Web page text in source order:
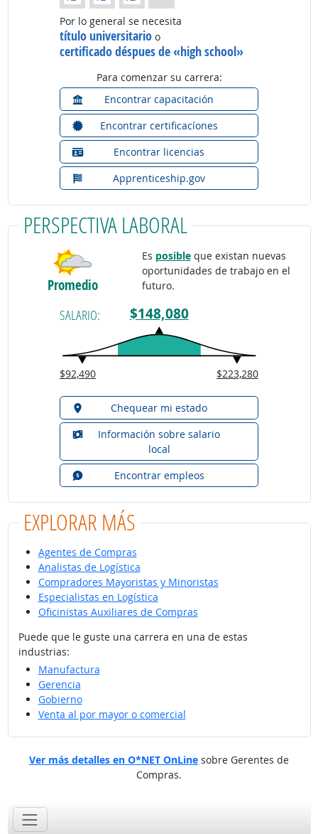
Por lo general se necesita
título universitario o
certificado déspues de «high school»
Para comenzar su carrera:
Encontrar capacitación
Encontrar certificacíones
Encontrar licencias
Apprenticeship.gov
PERSPECTIVA LABORAL
Promedio
Es posibleque existan nuevas
oportunidades de trabajo en el
futuro.
SALARIO: $148,080
$92,490 $223,280
Chequear mi estado
Información sobre salario
local
Encontrar empleos
EXPLORAR MÁS
Agentes de Compras
Analistas de Logística
Compradores Mayoristas y Minoristas
Especialistas en Logística
Oficinistas Auxiliares de Compras
Puede que le guste una carrera en una de estas
industrias:
Manufactura
Gerencia
Gobierno
Venta al por mayor o comercial
Ver más detalles en O*NET OnLine sobre Gerentes de
Compras.